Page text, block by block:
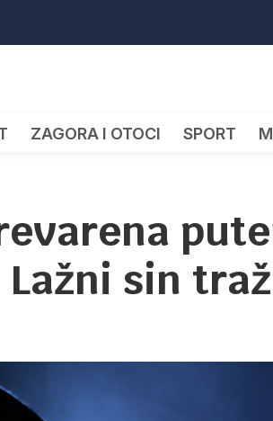
ZAGORA I OTOCI SPORT
sin